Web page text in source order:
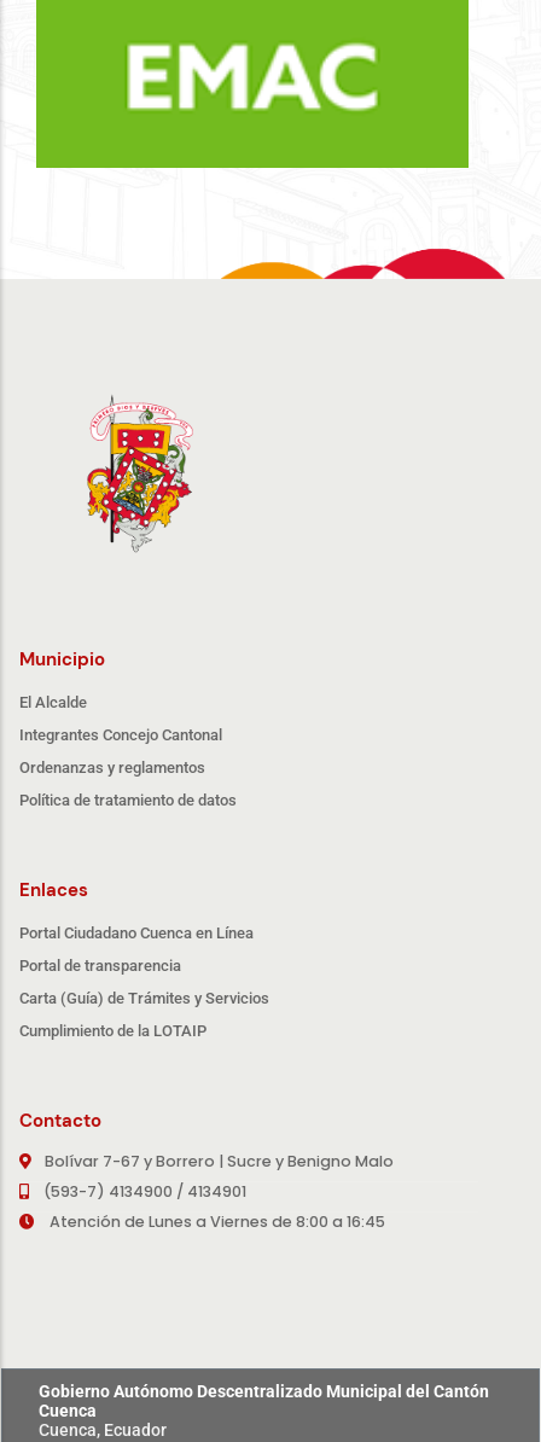
Municipio
El Alcalde
Integrantes Concejo Cantonal
Ordenanzas y reglamentos
Política de tratamiento de datos
Enlaces
Portal Ciudadano Cuenca en Línea
Portal de transparencia
Carta (Guía) de Trámites y Servicios
Cumplimiento de la LOTAIP
Contacto
Bolívar 7-67 y Borrero | Sucre y Benigno Malo
(593-7) 4134900 / 4134901
Atención de Lunes a Viernes de 8:00 a 16:45
Gobierno Autónomo Descentralizado Municipal del Cantón
Cuenca
Cuenca, Ecuador